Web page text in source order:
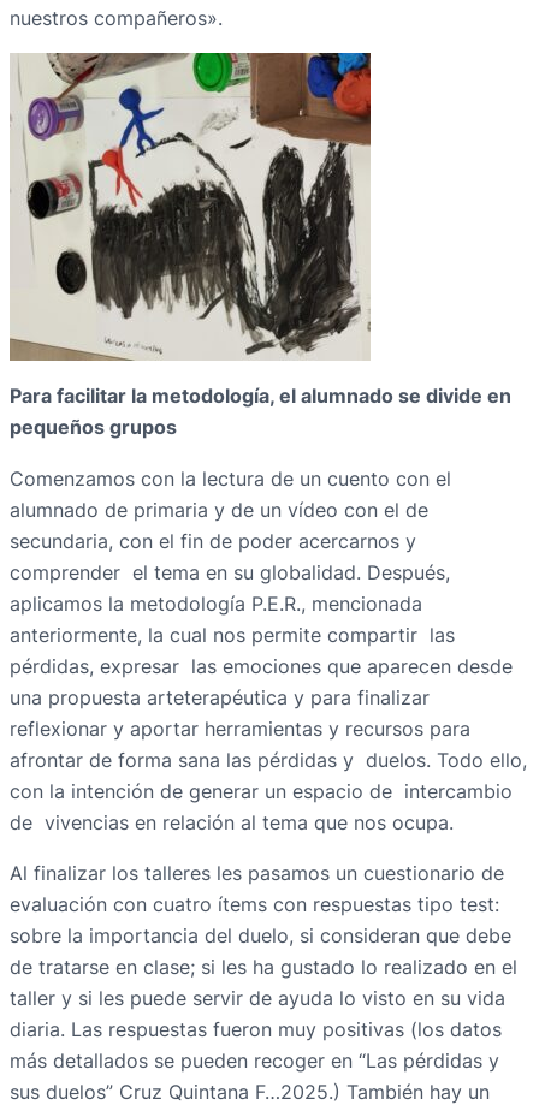
nuestros compañeros».
Para facilitar la metodología, el alumnado se divide en
pequeños grupos
Comenzamos con la lectura de un cuento con el
alumnado de primaria y de un vídeo con el de
secundaria, con el fin de poder acercarnos y
comprender el tema en su globalidad. Después,
aplicamos la metodología P.E.R., mencionada
anteriormente, la cual nos permite compartir las
pérdidas, expresar las emociones que aparecen desde
una propuesta arteterapéutica y para finalizar
reflexionar y aportar herramientas y recursos para
afrontar de forma sana las pérdidas y duelos. Todo ello,
con la intención de generar un espacio de intercambio
de vivencias en relación al tema que nos ocupa.
Al finalizar los talleres les pasamos un cuestionario de
evaluación con cuatro ítems con respuestas tipo test:
sobre la importancia del duelo, si consideran que debe
de tratarse en clase; si les ha gustado lo realizado en el
taller y si les puede servir de ayuda lo visto en su vida
diaria. Las respuestas fueron muy positivas (los datos
más detallados se pueden recoger en “Las pérdidas y
sus duelos” Cruz Quintana F…2025.) También hay un